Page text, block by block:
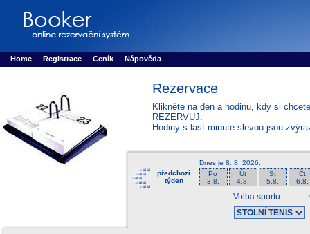
Rezervujse - Port�l pro online rezervace sportu
Home Registrace Ceník Nápověda
Rezervace
Klikněte na den a hodinu, kdy si
REZERVUJ.
Hodiny s last-minute slevou jsou
předchozí
týden
Dnes je8. 8. 2026
Po
3.8.
Út
4.8.
St
5.8.
Čt
6.8.
Volba sportu